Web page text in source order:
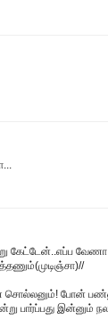
கேட்டேன்..எப்ப வேணா
போன்
பார்ப்பது இன்னும்